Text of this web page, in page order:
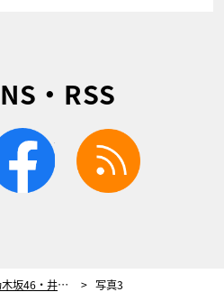
・RSS
facebook
乃木坂46・井上和主演『スプリング！』“恋の相手”に藤岡真威人！豪華共演者も一挙解禁 写真3